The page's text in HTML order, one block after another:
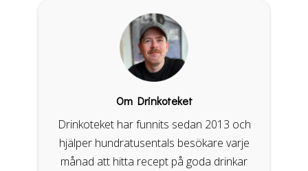
Om Drinkoteket
Drinkoteket har funnits sedan 2013 och
hjälper hundratusentals besökare varje
månad att hitta recept på goda drinkar